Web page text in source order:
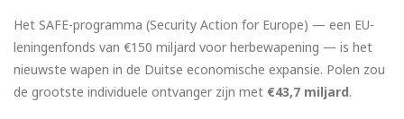
Het SAFE-programma (Security Action for Europe) — een EU-
leningenfonds van €150 miljard voor herbewapening — is het
nieuwste wapen in de Duitse economische expansie. Polen zou
de grootste individuele ontvanger zijn met €43,7 miljard.